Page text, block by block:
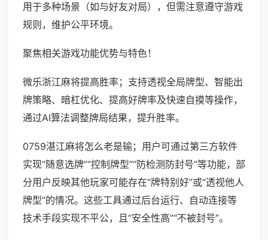
用于多种场景（如与好友对局），但需注意遵守游戏
规则，维护公平环境。
聚焦相关游戏功能优势与特色！
微乐浙江麻将提高胜率；支持透视全局牌型、智能出
牌策略、暗杠优化、提高好牌率及快速自摸等操作，
通过AI算法调整牌局结果，提升胜率。
0759湛江麻将怎么老是输；用户可通过第三方软件
实现“随意选牌”“控制牌型”“防检测防封号”等功能，部
分用户反映其他玩家可能存在“牌特别好”或“透视他人
牌型”的情况。这些工具通过后台运行、自动连接等
技术手段实现不平公，且“安全性高”“不被封号”。